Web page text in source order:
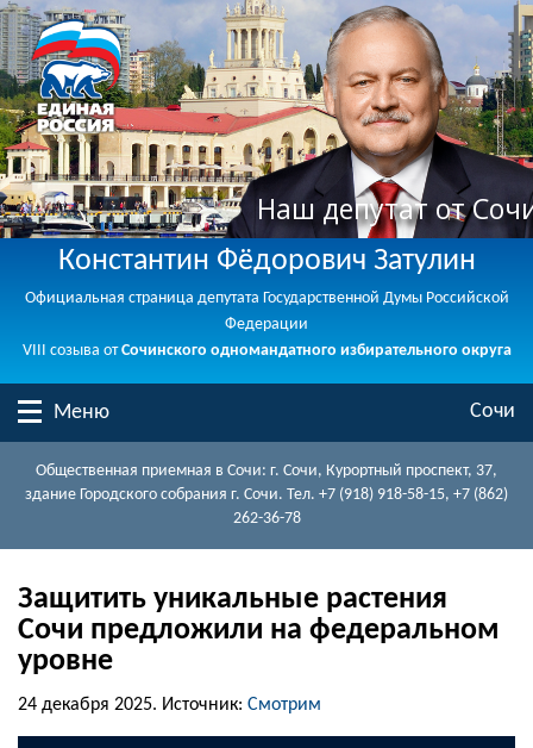
Наш депутат от
Константин Фёдорович Затулин
Официальная страница депутата Государственной Думы Российской
Федерации
VIII созыва отСочинского одномандатного избирательного округа
Меню Сочи
Общественная приемная в Сочи: г. Сочи, Курортный проспект, 37,
здание Городского собрания г. Сочи. Тел. +7 (918) 918-58-15, +7 (862)
262-36-78
Защитить уникальные растения
Сочи предложили на федеральном
уровне
24 декабря 2025. Источник: Смотрим